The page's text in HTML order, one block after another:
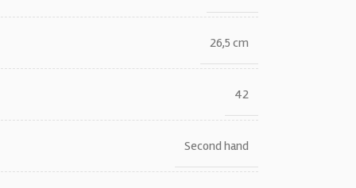
26,5 cm
42
Second hand